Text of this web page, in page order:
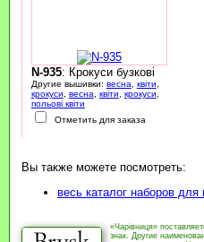
N-935: Крокуси бузкові
Другие вышивки: весна квіти
крокуси
весна квіти крокуси
польові квіти
Отметить для заказа
Вы также можете посмотреть:
весь каталог наборов
«Чарівниця»
знак. Другие